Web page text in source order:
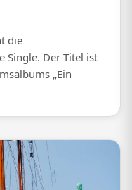
die
Single. Der Titel ist
„Ein